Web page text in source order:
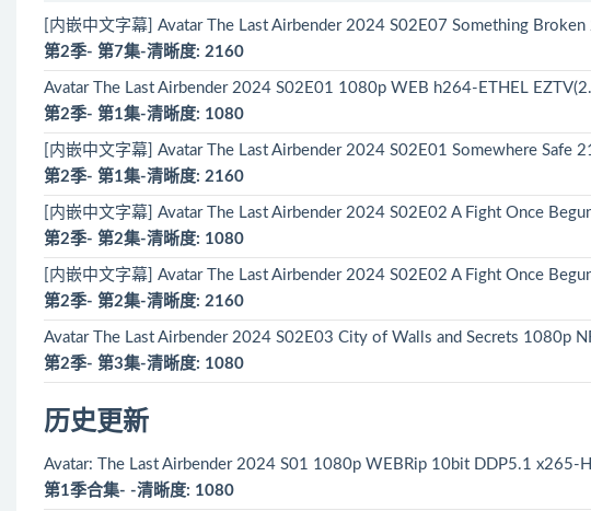
[内嵌中文字幕] Avatar The Last Airbender 2024 S02E07 Something
第2季- 第7集-清晰度: 2160
Avatar The Last Airbender 2024 S02E01 1080p WEB h264-ETHEL
第2季- 第1集-清晰度: 1080
[内嵌中文字幕] Avatar The Last Airbender 2024 S02E01 Somewhere Safe
第2季- 第1集-清晰度: 2160
[内嵌中文字幕] Avatar The Last Airbender 2024 S02E02 A Fight Once
第2季- 第2集-清晰度: 1080
[内嵌中文字幕] Avatar The Last Airbender 2024 S02E02 A Fight Once
第2季- 第2集-清晰度: 2160
Avatar The Last Airbender 2024 S02E03 City of Walls and Secrets 1080p
第2季- 第3集-清晰度: 1080
历史更新
Avatar: The Last Airbender 2024 S01 1080p WEBRip 10bit DDP5.1 x265-
第1季合集- -清晰度: 1080